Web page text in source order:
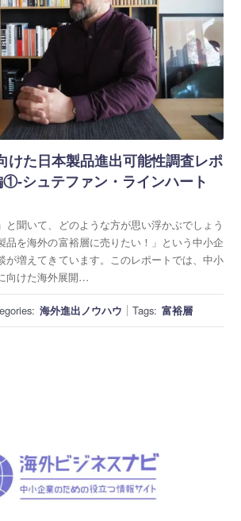
けた日本製品進出可能性調査レポ
シュテファン・ラインハート
と聞いて、どのような方が思い浮かぶでしょう
品を海外の富裕層に売りたい！」という中小企
が増えてきています。このレポートでは、中小
向けた海外展開…
海外進出ノウハウ Tags: 富裕層